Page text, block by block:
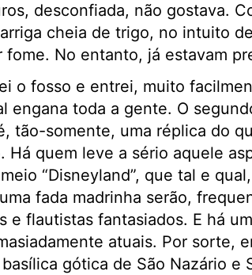
desconfiada, não gostava.
cheia de trigo, no intuito
fome. No entanto, já estavam
o fosso e entrei, muito
engana toda a gente. O
tão-somente, uma réplica do
Há quem leve a sério aquele
“Disneyland”, que tal e
fada madrinha serão,
e flautistas fantasiados. E há
atuais. Por sorte,
gótica de São Nazário e